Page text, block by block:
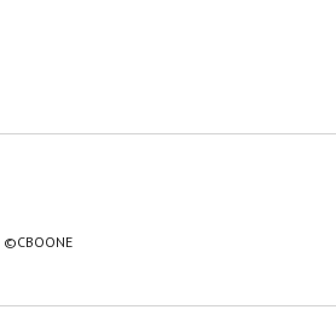
©CBOONE